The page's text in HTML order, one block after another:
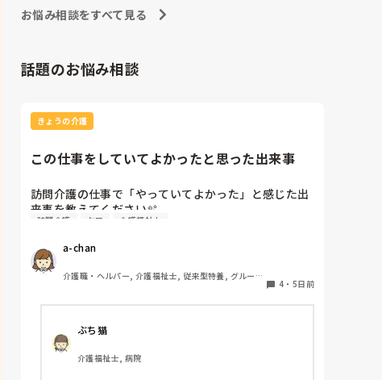
他の自治体や他職種にも拡大して、介護職に取っても働
お悩み相談をすべて見る
話題のお悩み相談
きょうの介護
この仕事をしていてよかったと思った出来事
訪問介護の仕事で「やっていてよかった」と感じた出
来事を教えてください🫧
「今日は行きたくないな…」と感じることはありま
す。
そんなときに「この仕事をやっていてよかった」と思
えた出来事を思い浮かべたら前向きな気持ちで出勤で
皆さんが訪問介護の仕事で「やっていてよかった」と
感じたエピソードがあれば、ぜひ教えてください。
訪問介護 ケア 介護福祉士
a-chan
介護職・ヘルパー, 介護福祉士, 従来型特養, グループ
4 ・ 5日前
ぶち猫
介護福祉士, 病院